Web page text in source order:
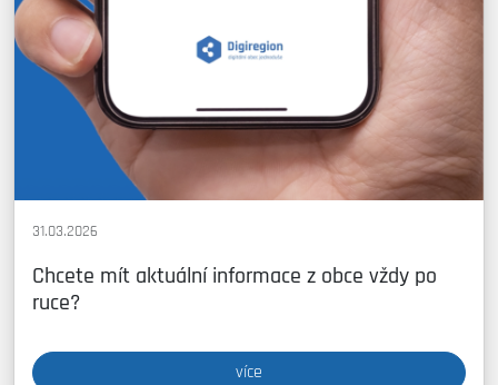
31.03.2026
Chcete mít aktuální informace z obce vždy po
ruce?
více